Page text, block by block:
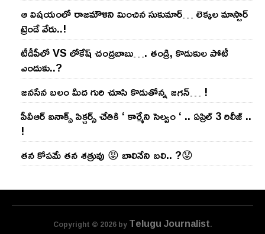
ఆ విష‌యంలో రాజ‌మౌళిని మించిన సుకుమార్‌… లెక్క‌ల మాస్టార్
ట్రెండే వేరు..!
టీడీపీలో VS లోకేష్ చంద్ర‌బాబు…. తండ్రి, కొడుకుల పోటీ
ఎందుకు..?
జ‌న‌సేన బ‌లం మీద గురి చూసి కొడుతోన్న జ‌గ‌న్‌… !
పీవీఆర్ ఐనాక్స్ పిక్చర్స్ చేతికి ‘ కార్మేని సెల్వం ‘ .. ఏప్రిల్ 3 రిలీజ్ ..
!
తన కోపమే తన శత్రువు 😡 బాలినేని బలి.. ?😟
Copyright © 2026 byTelugu Journalist.